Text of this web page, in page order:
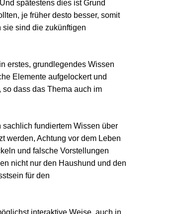
spätestens dies ist Grund
je früher desto besser, somit
sind die zukünftigen
erstes, grundlegendes Wissen
Elemente aufgelockert und
dass das Thema auch im
fundiertem Wissen über
werden, Achtung vor dem Leben
und falsche Vorstellungen
nicht nur den Haushund und den
für den
interaktive Weise, auch in